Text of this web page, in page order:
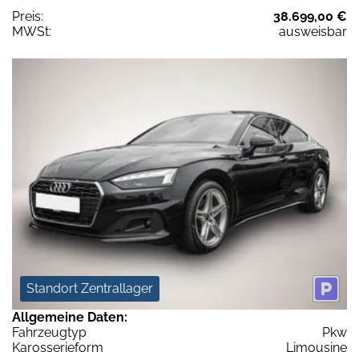
Preis:
38.699,00 €
MWSt:
ausweisbar
Standort Zentrallager
Allgemeine Daten:
Fahrzeugtyp
Pkw
Karosserieform
Limousine